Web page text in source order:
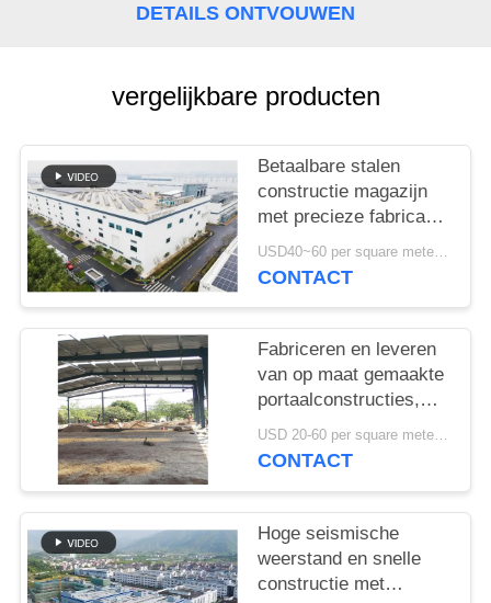
GEVALLEN
SITEMAP
PRIVACYBELEID
DETAILS ONTVOUWEN
vergelijkbare producten
Betaalbare stalen
constructie magazijn
met precieze fabricage
en one-stop
leveringsoplossing
USD40~60 per square meter MOQ:1000 sqm
CONTACT
Fabriceren en leveren
van op maat gemaakte
portaalconstructies,
staalconstructie
magazijn in Benin
USD 20-60 per square meter MOQ:1000 Vierkante Meter
CONTACT
Hoge seismische
weerstand en snelle
constructie met